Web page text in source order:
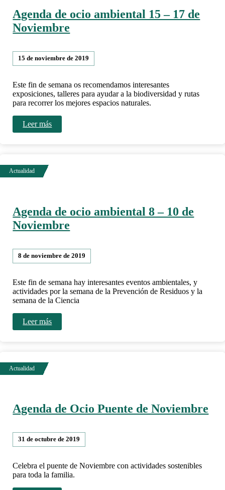
Agenda de ocio ambiental 15 – 17 de
Noviembre
15 de noviembre de 2019
Este fin de semana os recomendamos interesantes
exposiciones, talleres para ayudar a la biodiversidad y rutas
para recorrer los mejores espacios naturales.
Leer más
Agenda de ocio ambiental 8 – 10 de
Noviembre
8 de noviembre de 2019
Este fin de semana hay interesantes eventos ambientales, y
actividades por la semana de la Prevención de Residuos y la
semana de la Ciencia
Leer más
Agenda de Ocio Puente de Noviembre
31 de octubre de 2019
Celebra el puente de Noviembre con actividades sostenibles
para toda la familia.